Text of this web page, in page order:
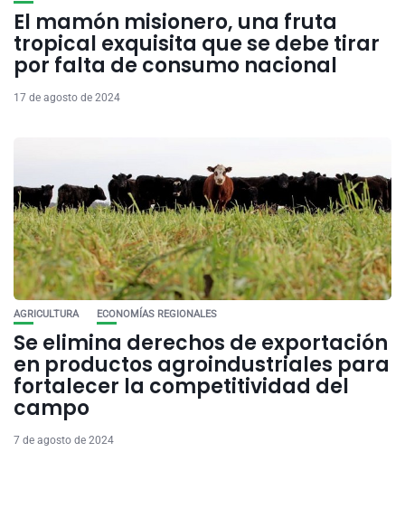
El mamón misionero, una fruta
tropical exquisita que se debe tirar
por falta de consumo nacional
17 de agosto de 2024
AGRICULTURA ECONOMÍAS REGIONALES
Se elimina derechos de exportación
en productos agroindustriales para
fortalecer la competitividad del
campo
7 de agosto de 2024